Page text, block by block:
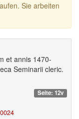
Sie arbeiten
et annis 1470-
Seminarii cleric.
Seite: 12v